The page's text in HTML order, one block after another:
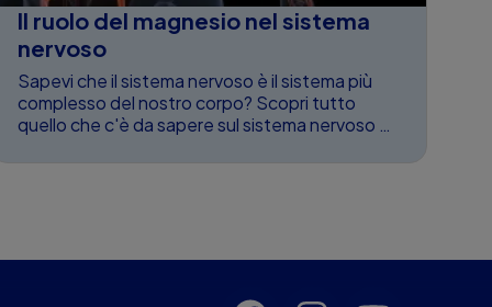
Il ruolo del magnesio nel sistema
nervoso
Sapevi che il sistema nervoso è il sistema più
complesso del nostro corpo? Scopri tutto
quello che c'è da sapere sul sistema nervoso e